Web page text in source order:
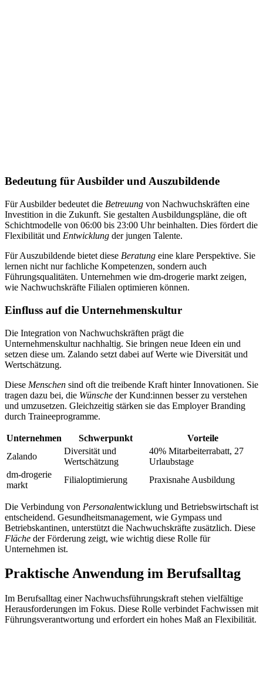
Bedeutung für Ausbilder und Auszubildende
Für Ausbilder bedeutet die Betreuung von Nachwuchskräften eine
Investition in die Zukunft. Sie gestalten Ausbildungspläne, die oft
Schichtmodelle von 06:00 bis 23:00 Uhr beinhalten. Dies fördert die
Flexibilität und Entwicklung der jungen Talente.
Für Auszubildende bietet diese Beratung eine klare Perspektive. Sie
lernen nicht nur fachliche Kompetenzen, sondern auch
Führungsqualitäten. Unternehmen wie dm-drogerie markt zeigen,
wie Nachwuchskräfte Filialen optimieren können.
Einfluss auf die Unternehmenskultur
Die Integration von Nachwuchskräften prägt die
Unternehmenskultur nachhaltig. Sie bringen neue Ideen ein und
setzen diese um. Zalando setzt dabei auf Werte wie Diversität und
Wertschätzung.
Diese Menschen sind oft die treibende Kraft hinter Innovationen. Sie
tragen dazu bei, die Wünsche der Kund:innen besser zu verstehen
und umzusetzen. Gleichzeitig stärken sie das Employer Branding
durch Traineeprogramme.
Unternehmen Schwerpunkt
Vorteile
Zalando
Diversität und
Wertschätzung
40% Mitarbeiterrabatt, 27
Urlaubstage
dm-drogerie
markt
Filialoptimierung Praxisnahe Ausbildung
Die Verbindung von Personalentwicklung und Betriebswirtschaft ist
entscheidend. Gesundheitsmanagement, wie Gympass und
Betriebskantinen, unterstützt die Nachwuchskräfte zusätzlich. Diese
Fläche der Förderung zeigt, wie wichtig diese Rolle für
Unternehmen ist.
Praktische Anwendung im Berufsalltag
Im Berufsalltag einer Nachwuchsführungskraft stehen vielfältige
Herausforderungen im Fokus. Diese Rolle verbindet Fachwissen mit
Führungsverantwortung und erfordert ein hohes Maß an Flexibilität.